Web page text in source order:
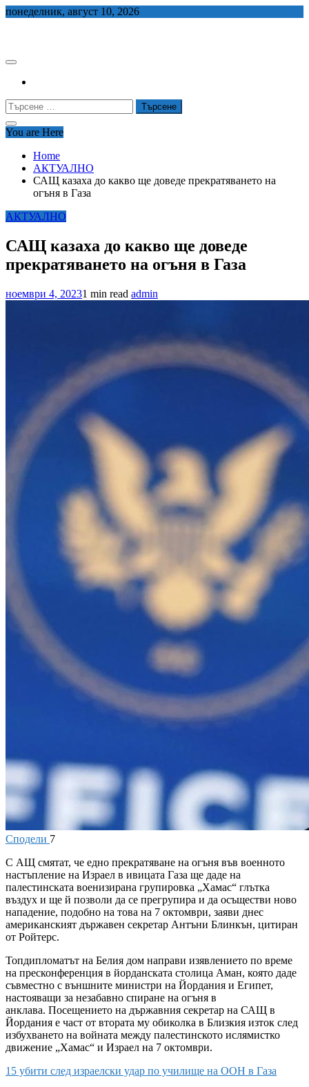
Skip
понеделник, август 10, 2026
Търсене
за:
You are Here
Home
АКТУАЛНО
САЩ казаха до какво ще доведе прекратяването на
огъня в Газа
АКТУАЛНО
САЩ казаха до какво ще доведе
прекратяването на огъня в Газа
ноември 4, 20231 min read admin
Сподели 7
С АЩ смятат, че едно прекратяване на огъня във военното
настъпление на Израел в ивицата Газа ще даде на
палестинската военизирана групировка „Хамас“ глътка
въздух и ще й позволи да се прегрупира и да осъществи ново
нападение, подобно на това на 7 октомври, заяви днес
американският държавен секретар Антъни Блинкън, цитиран
от Ройтерс.
Топдипломатът на Белия дом направи изявлението по време
на пресконференция в йорданската столица Аман, която даде
съвместно с външните министри на Йордания и Египет,
настояващи за незабавно спиране на огъня в
анклава. Посещението на държавния секретар на САЩ в
Йордания е част от втората му обиколка в Близкия изток след
избухването на войната между палестинското ислямистко
движение „Хамас“ и Израел на 7 октомври.
15 убити след израелски удар по училище на ООН в Газа